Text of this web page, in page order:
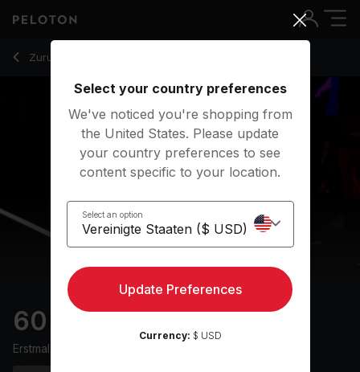
Zurück zu Laufkurse
Zurück
60 min 80s Run
Erstmals ausgestrahlt am
60 Min 80s Run with Pop Hits & Running Drills - Susie Chan
Select your country preferences
We've noticed you're shopping from
the United States. Please update
your country preferences to see
content specific to your location.
Select an option
Update Preferences
Currency: $ USD